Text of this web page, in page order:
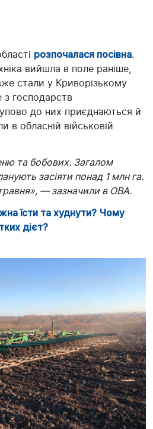
розпочалася посівна.
вийшла в поле раніше,
стали у Криворізькому
з господарств
до них приєднаються й
в обласній військовій
та бобових. Загалом
засіяти понад 1 млн га.
— зазначили в ОВА.
їсти та худнути? Чому
дієт?